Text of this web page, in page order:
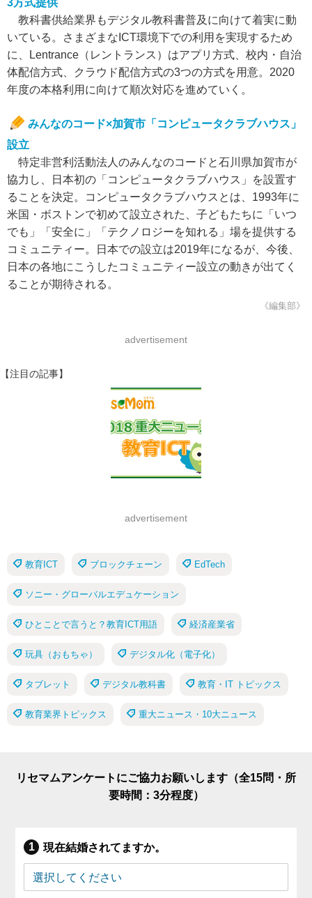
3方式提供
教科書供給業界もデジタル教科書普及に向けて着実に動
いている。さまざまなICT環境下での利用を実現するため
に、Lentrance（レントランス）はアプリ方式、校内・自治
体配信方式、クラウド配信方式の3つの方式を用意。2020
年度の本格利用に向けて順次対応を進めていく。
みんなのコード×加賀市「コンピュータクラブハウス」
設立
特定非営利活動法人のみんなのコードと石川県加賀市が
協力し、日本初の「コンピュータクラブハウス」を設置す
ることを決定。コンピュータクラブハウスとは、1993年に
米国・ボストンで初めて設立された、子どもたちに「いつ
でも」「安全に」「テクノロジーを知れる」場を提供する
コミュニティー。日本での設立は2019年になるが、今後、
日本の各地にこうしたコミュニティー設立の動きが出てく
ることが期待される。
《編集部》
advertisement
【注目の記事】
advertisement
教育ICT ブロックチェーン EdTech
ソニー・グローバルエデュケーション
ひとことで言うと？教育ICT用語 経済産業省
玩具（おもちゃ） デジタル化（電子化）
タブレット デジタル教科書 教育・IT トピックス
教育業界トピックス 重大ニュース・10大ニュース
リセマムアンケートにご協力お願いします（全15問・所
要時間：3分程度）
現在結婚されてますか。